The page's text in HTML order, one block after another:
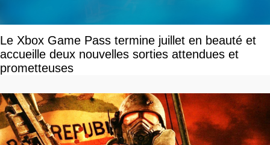
Le Xbox Game Pass termine juillet en beauté et
accueille deux nouvelles sorties attendues et
prometteuses